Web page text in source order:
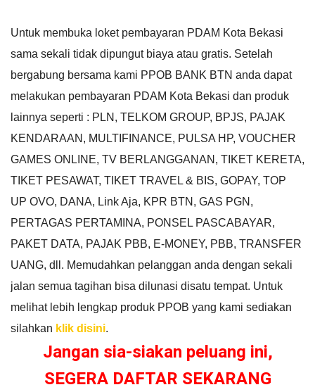
Untuk membuka loket pembayaran PDAM Kota Bekasi
sama sekali tidak dipungut biaya atau gratis. Setelah
bergabung bersama kami PPOB BANK BTN anda dapat
melakukan pembayaran PDAM Kota Bekasi dan produk
lainnya seperti : PLN, TELKOM GROUP, BPJS, PAJAK
KENDARAAN, MULTIFINANCE, PULSA HP, VOUCHER
GAMES ONLINE, TV BERLANGGANAN, TIKET KERETA,
TIKET PESAWAT, TIKET TRAVEL & BIS, GOPAY, TOP
UP OVO, DANA, Link Aja, KPR BTN, GAS PGN,
PERTAGAS PERTAMINA, PONSEL PASCABAYAR,
PAKET DATA, PAJAK PBB, E-MONEY, PBB, TRANSFER
UANG, dll. Memudahkan pelanggan anda dengan sekali
jalan semua tagihan bisa dilunasi disatu tempat. Untuk
melihat lebih lengkap produk PPOB yang kami sediakan
silahkan klik disini.
Jangan sia-siakan peluang ini,
SEGERA DAFTAR SEKARANG